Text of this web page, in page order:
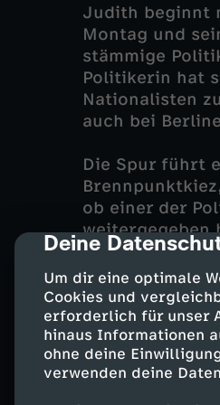
cmp-dialog-
Deine
Um dir eine optimale
Cookies und
erforderlich für unser
hinaus Informationen
ohne deine
verwenden deine
Judith beginnt
Montag und
stämmige
Politikerin hat
Nationalisten
auch bei
Die Spur führt
ob einer der
weitergegeben
Temme ihr
türkischen
von einem
werden,
Judith
Bloch als